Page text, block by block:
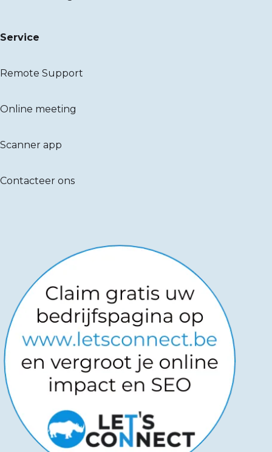
Service
Remote Support
Online meeting
Scanner app
Contacteer ons